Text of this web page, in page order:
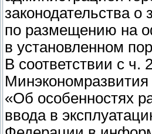
законодательства о
по размещению на
в установленном
В соответствии с ч.
«Об особенностях
ввода в